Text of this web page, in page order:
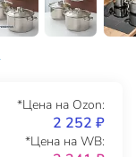
*Цена на Ozon:
2 252 ₽
*Цена на WB: